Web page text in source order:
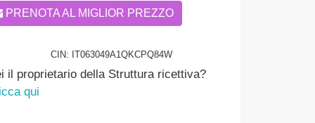
PRENOTA AL MIGLIOR PREZZO
CIN: IT063049A1QKCPQ84W
il proprietario della Struttura ricettiva?
qui